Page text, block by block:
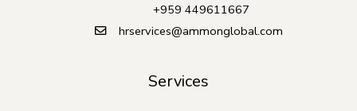
+959 449611667
hrservices@ammonglobal.com
Services